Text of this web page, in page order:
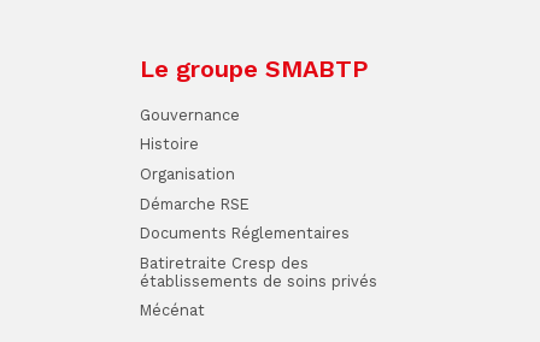
Le groupe SMABTP
Gouvernance
Histoire
Organisation
Démarche RSE
Documents Réglementaires
Batiretraite Cresp des
établissements de soins privés
Mécénat